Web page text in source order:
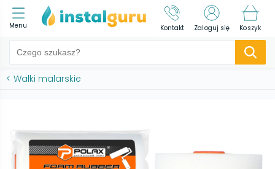
Menu Kontakt Zaloguj się Koszyk
< Wałki malarskie